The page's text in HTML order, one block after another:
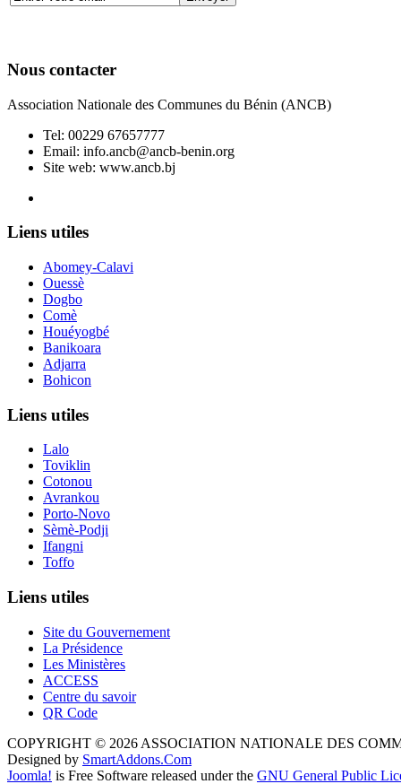
Nous contacter
Association Nationale des Communes du Bénin (ANCB)
Tel: 00229 67657777
Email: info.ancb@ancb-benin.org
Site web: www.ancb.bj
Liens utiles
Abomey-Calavi
Ouessè
Dogbo
Comè
Houéyogbé
Banikoara
Adjarra
Bohicon
Liens utiles
Lalo
Toviklin
Cotonou
Avrankou
Porto-Novo
Sèmè-Podji
Ifangni
Toffo
Liens utiles
Site du Gouvernement
La Présidence
Les Ministères
ACCESS
Centre du savoir
QR Code
COPYRIGHT © 2026 ASSOCIATION NATIONALE DES
Designed by SmartAddons.Com
Joomla! is Free Software released under the GNU General Public